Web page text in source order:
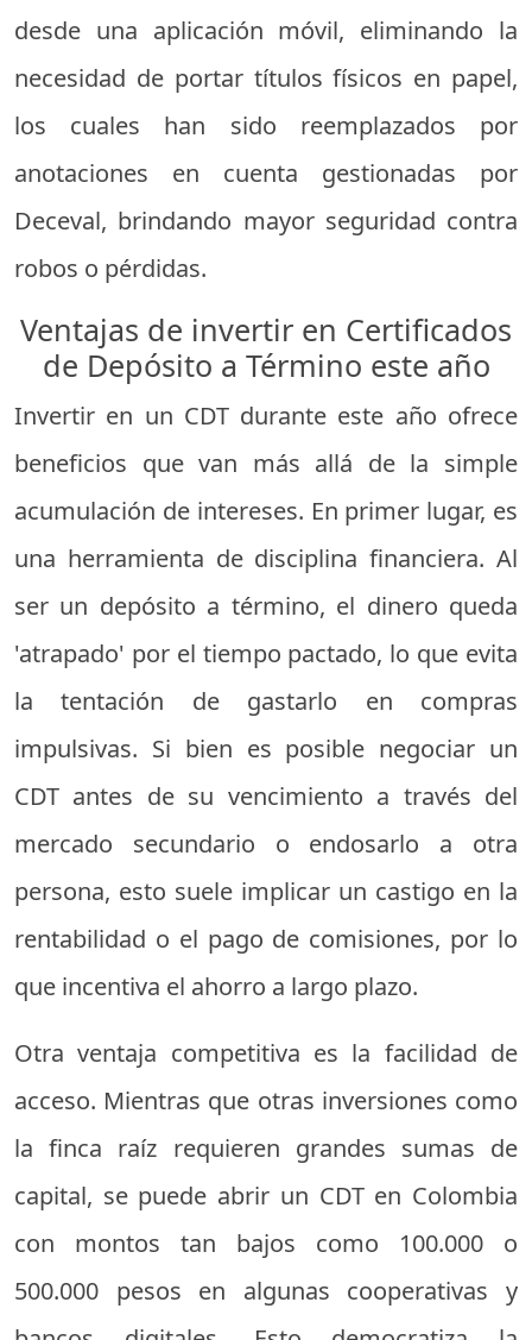
desde una aplicación móvil, eliminando la
necesidad de portar títulos físicos en papel,
los cuales han sido reemplazados por
anotaciones en cuenta gestionadas por
Deceval, brindando mayor seguridad contra
robos o pérdidas.
Ventajas de invertir en Certificados
de Depósito a Término este año
Invertir en un CDT durante este año ofrece
beneficios que van más allá de la simple
acumulación de intereses. En primer lugar, es
una herramienta de disciplina financiera. Al
ser un depósito a término, el dinero queda
'atrapado' por el tiempo pactado, lo que evita
la tentación de gastarlo en compras
impulsivas. Si bien es posible negociar un
CDT antes de su vencimiento a través del
mercado secundario o endosarlo a otra
persona, esto suele implicar un castigo en la
rentabilidad o el pago de comisiones, por lo
que incentiva el ahorro a largo plazo.
Otra ventaja competitiva es la facilidad de
acceso. Mientras que otras inversiones como
la finca raíz requieren grandes sumas de
capital, se puede abrir un CDT en Colombia
con montos tan bajos como 100.000 o
500.000 pesos en algunas cooperativas y